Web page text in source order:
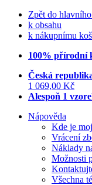
Zpět do
k obsahu
k nákupnímu
100% přírodní
Česká
1 069,00 Kč
Alespoň 1
Nápověda
Kde je
Vrácení
Náklady
Možnosti
Všechna